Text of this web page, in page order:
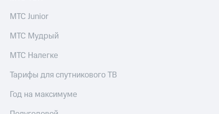
МТС Junior
МТС Мудрый
МТС Налегке
Тарифы для спутникового ТВ
Год на максимуме